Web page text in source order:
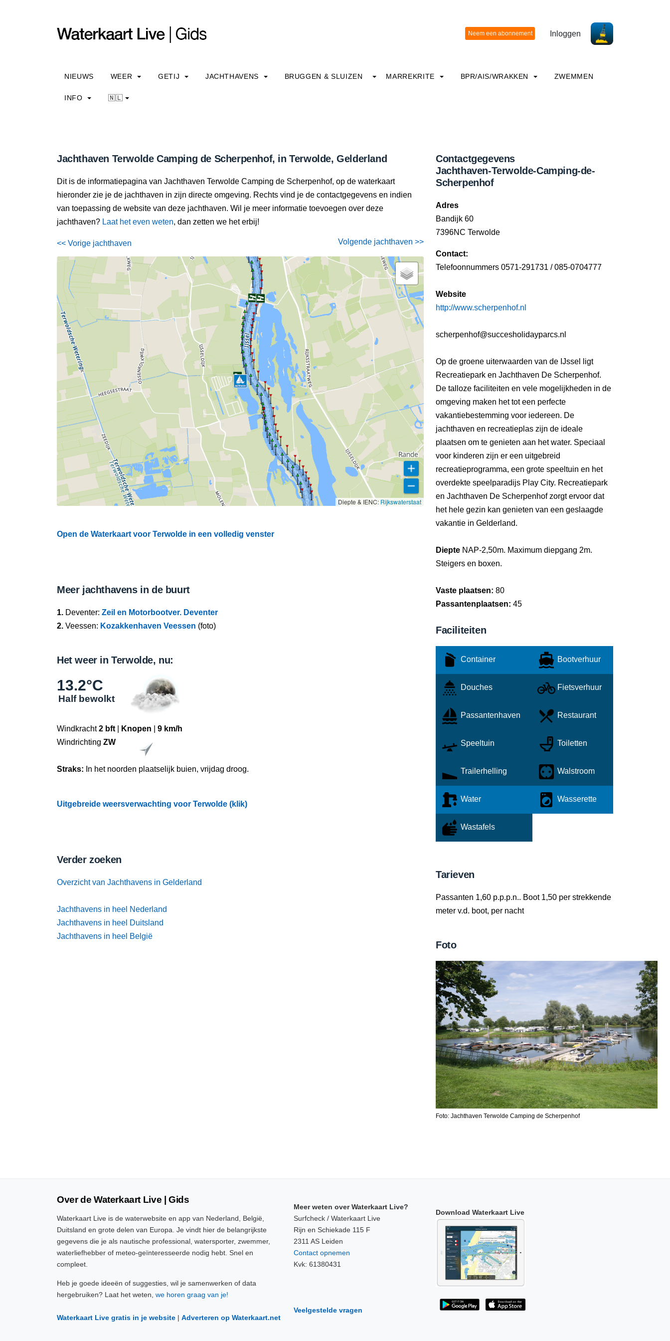
Inloggen
NIEUWS WEER GETIJ JACHTHAVENS BRUGGEN & SLUIZEN MARREKRITE BPR/AIS/WRAKKEN ZWEMMEN
INFO 🇳🇱
Jachthaven Terwolde Camping de Scherpenhof, in Terwolde, Gelderland
Dit is de informatiepagina van Jachthaven Terwolde Camping de Scherpenhof, op de waterkaart
hieronder zie je de jachthaven in zijn directe omgeving. Rechts vind je de contactgegevens en indien
van toepassing de website van deze jachthaven. Wil je meer informatie toevoegen over deze
jachthaven? Laat het even weten, dan zetten we het erbij!
<< Vorige jachthaven Volgende jachthaven >>
Diepte & IENC: Rijkswaterstaat
Open de Waterkaart voor Terwolde in een volledig venster
Meer jachthavens in de buurt
1. Deventer: Zeil en Motorbootver. Deventer
2. Veessen: Kozakkenhaven Veessen (foto)
Het weer in Terwolde, nu:
13.2°C
Half bewolkt
Windkracht2 bft Knopen
9 km/h
Windrichting ZW
Straks: In het noorden plaatselijk buien, vrijdag droog.
Uitgebreide weersverwachting voor Terwolde (klik)
Verder zoeken
Overzicht van Jachthavens in Gelderland
Jachthavens in heel Nederland
Jachthavens in heel Duitsland
Jachthavens in heel België
Contactgegevens
Jachthaven-Terwolde-Camping-de-
Scherpenhof
Adres
Bandijk 60
7396NC Terwolde
Contact:
Telefoonnummers 0571-291731 / 085-0704777
Website
http://www.scherpenhof.nl
scherpenhof@succesholidayparcs.nl
Op de groene uiterwaarden van de IJssel ligt
Recreatiepark en Jachthaven De Scherpenhof.
De talloze faciliteiten en vele mogelijkheden in de
omgeving maken het tot een perfecte
vakantiebestemming voor iedereen. De
jachthaven en recreatieplas zijn de ideale
plaatsen om te genieten aan het water. Speciaal
voor kinderen zijn er een uitgebreid
recreatieprogramma, een grote speeltuin en het
overdekte speelparadijs Play City. Recreatiepark
en Jachthaven De Scherpenhof zorgt ervoor dat
het hele gezin kan genieten van een geslaagde
vakantie in Gelderland.
Diepte NAP-2,50m. Maximum diepgang 2m.
Steigers en boxen.
Vaste plaatsen: 80
Passantenplaatsen: 45
Faciliteiten
Container Bootverhuur
Douches Fietsverhuur
Passantenhaven Restaurant
Speeltuin Toiletten
Trailerhelling Walstroom
Water Wasserette
Wastafels
Tarieven
Passanten 1,60 p.p.p.n.. Boot 1,50 per strekkende
meter v.d. boot, per nacht
Foto
Foto: Jachthaven Terwolde Camping de Scherpenhof
Over de Waterkaart Live | Gids
Waterkaart Live is de waterwebsite en app van Nederland, België,
Duitsland en grote delen van Europa. Je vindt hier de belangrijkste
gegevens die je als nautische professional, watersporter, zwemmer,
waterliefhebber of meteo-geïnteresseerde nodig hebt. Snel en
compleet.
Heb je goede ideeën of suggesties, wil je samenwerken of data
hergebruiken? Laat het weten, we horen graag van je!
Waterkaart Live gratis in je website | Adverteren op Waterkaart.net
Meer weten over Waterkaart Live?
Surfcheck / Waterkaart Live
Rijn en Schiekade 115 F
2311 AS Leiden
Contact opnemen
Kvk: 61380431
Veelgestelde vragen
Download Waterkaart Live